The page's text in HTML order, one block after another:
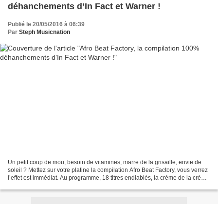
déhanchements d’In Fact et Warner !
Publié le 20/05/2016 à 06:39
Par Steph Musicnation
Un petit coup de mou, besoin de vitamines, marre de la grisaille, envie de
soleil ? Mettez sur votre platine la compilation Afro Beat Factory, vous verrez
l’effet est immédiat. Au programme, 18 titres endiablés, la crème de la crème